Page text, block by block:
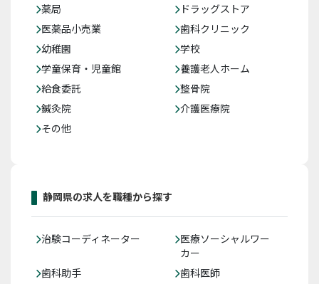
薬局
ドラッグストア
医薬品小売業
歯科クリニック
幼稚園
学校
学童保育・児童館
養護老人ホーム
給食委託
整骨院
鍼灸院
介護医療院
その他
静岡県の求人を職種から探す
治験コーディネーター
医療ソーシャルワー
カー
歯科助手
歯科医師